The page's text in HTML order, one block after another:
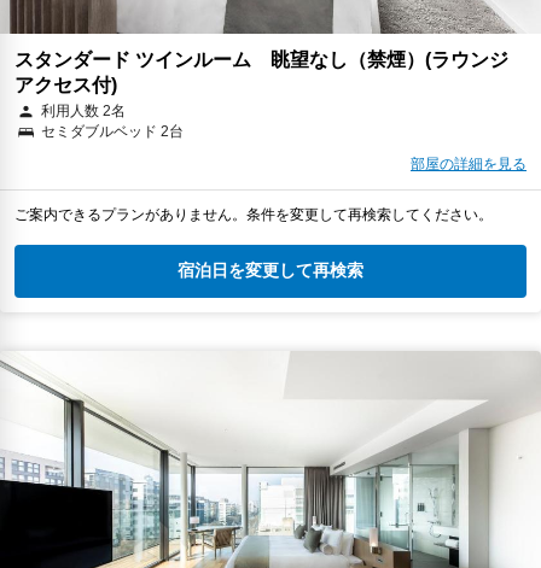
スタンダード ツインルーム 眺望なし（禁煙）(ラウンジ
アクセス付)
利用人数 2名
セミダブルベッド 2台
部屋の詳細を見る
ご案内できるプランがありません。条件を変更して再検索してください。
宿泊日を変更して再検索